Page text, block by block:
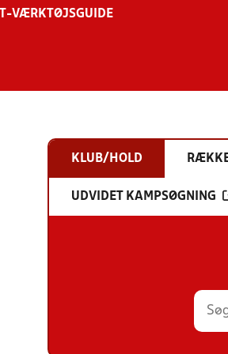
IT-VÆRKTØJSGUIDE
KLUB/HOLD
UDVIDET KAMPSØGNING